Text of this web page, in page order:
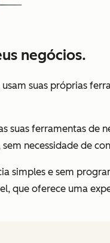
negócios.
suas próprias
ferramentas de
necessidade de
simples e sem
que oferece uma